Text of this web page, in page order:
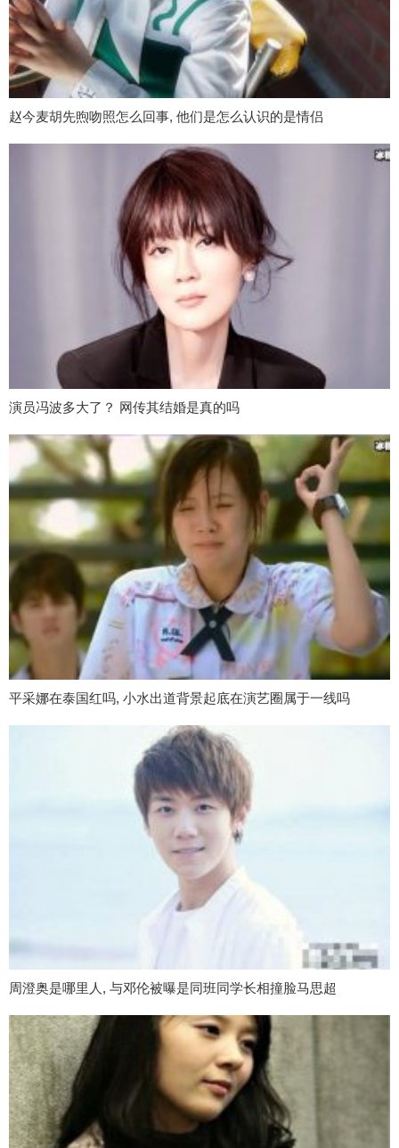
赵今麦胡先煦吻照怎么回事, 他们是怎么认识的是情侣
演员冯波多大了？ 网传其结婚是真的吗
平采娜在泰国红吗, 小水出道背景起底在演艺圈属于一线吗
周澄奥是哪里人, 与邓伦被曝是同班同学长相撞脸马思超